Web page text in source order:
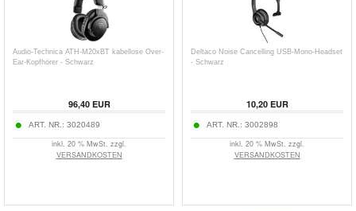
Audio-Technica ATH-M20xBT kabellose Over-
Ear-Kopfhörer - Schwarz
96,40EUR
ART. NR.: 3020489
inkl. 20 % MwSt. zzgl.
VERSANDKOSTEN
Deltaco Noise Cancelling USB-Mono-Headset
- Schwarz
10,20EUR
ART. NR.: 3002898
inkl. 20 % MwSt. zzgl.
VERSANDKOSTEN